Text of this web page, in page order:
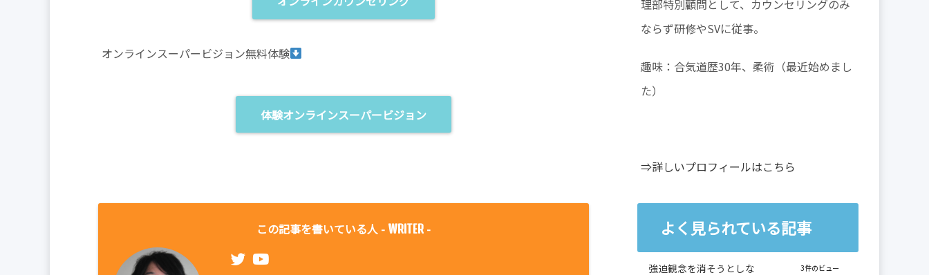
オンラインスーパービジョン無料体験
体験オンラインスーパービジョン
この記事を書いている人 - WRITER -
理部特別顧問として、カウンセリングのみ
ならず研修やSVに従事。
趣味：合気道歴30年、柔術（最近始めまし
た）
⇒詳しいプロフィールはこちら
よく見られている記事
強迫観念を消そうとしな
3件のビュー